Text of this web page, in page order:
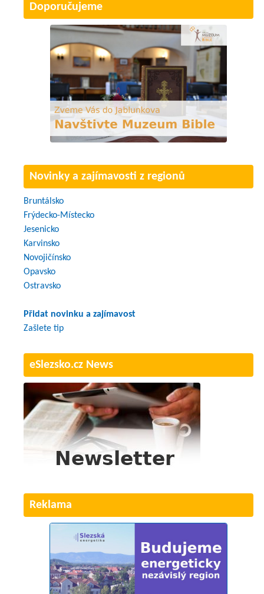
Doporučujeme
Novinky a zajímavosti z regionů
Bruntálsko
Frýdecko-Místecko
Jesenicko
Karvinsko
Novojičínsko
Opavsko
Ostravsko
Přidat novinku a zajímavost
Zašlete tip
eSlezsko.cz News
Reklama